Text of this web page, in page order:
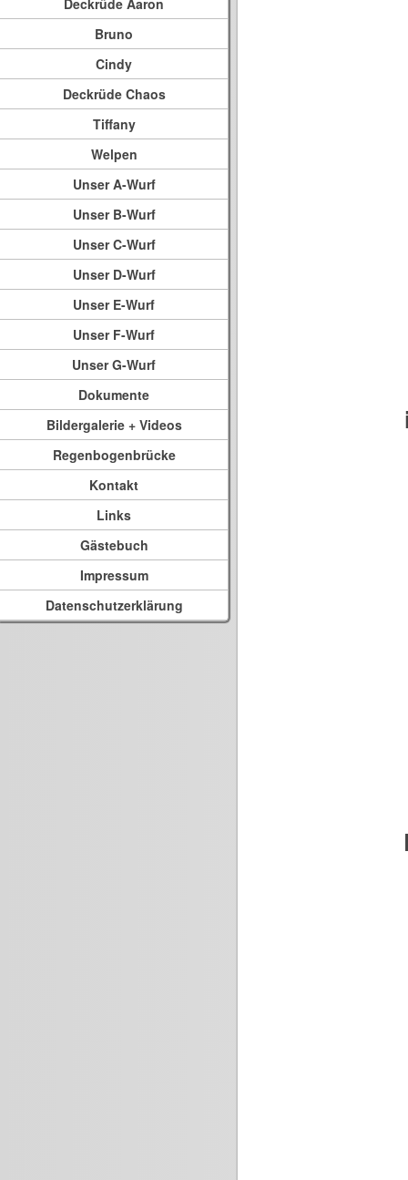
Bruno
Cindy
Deckrüde Chaos
Tiffany
Welpen
Unser A-Wurf
Unser B-Wurf
Unser C-Wurf
Unser D-Wurf
Unser E-Wurf
Unser F-Wurf
Unser G-Wurf
Dokumente
Bildergalerie + Videos
Regenbogenbrücke
Kontakt
Links
Gästebuch
Impressum
Datenschutzerklärung